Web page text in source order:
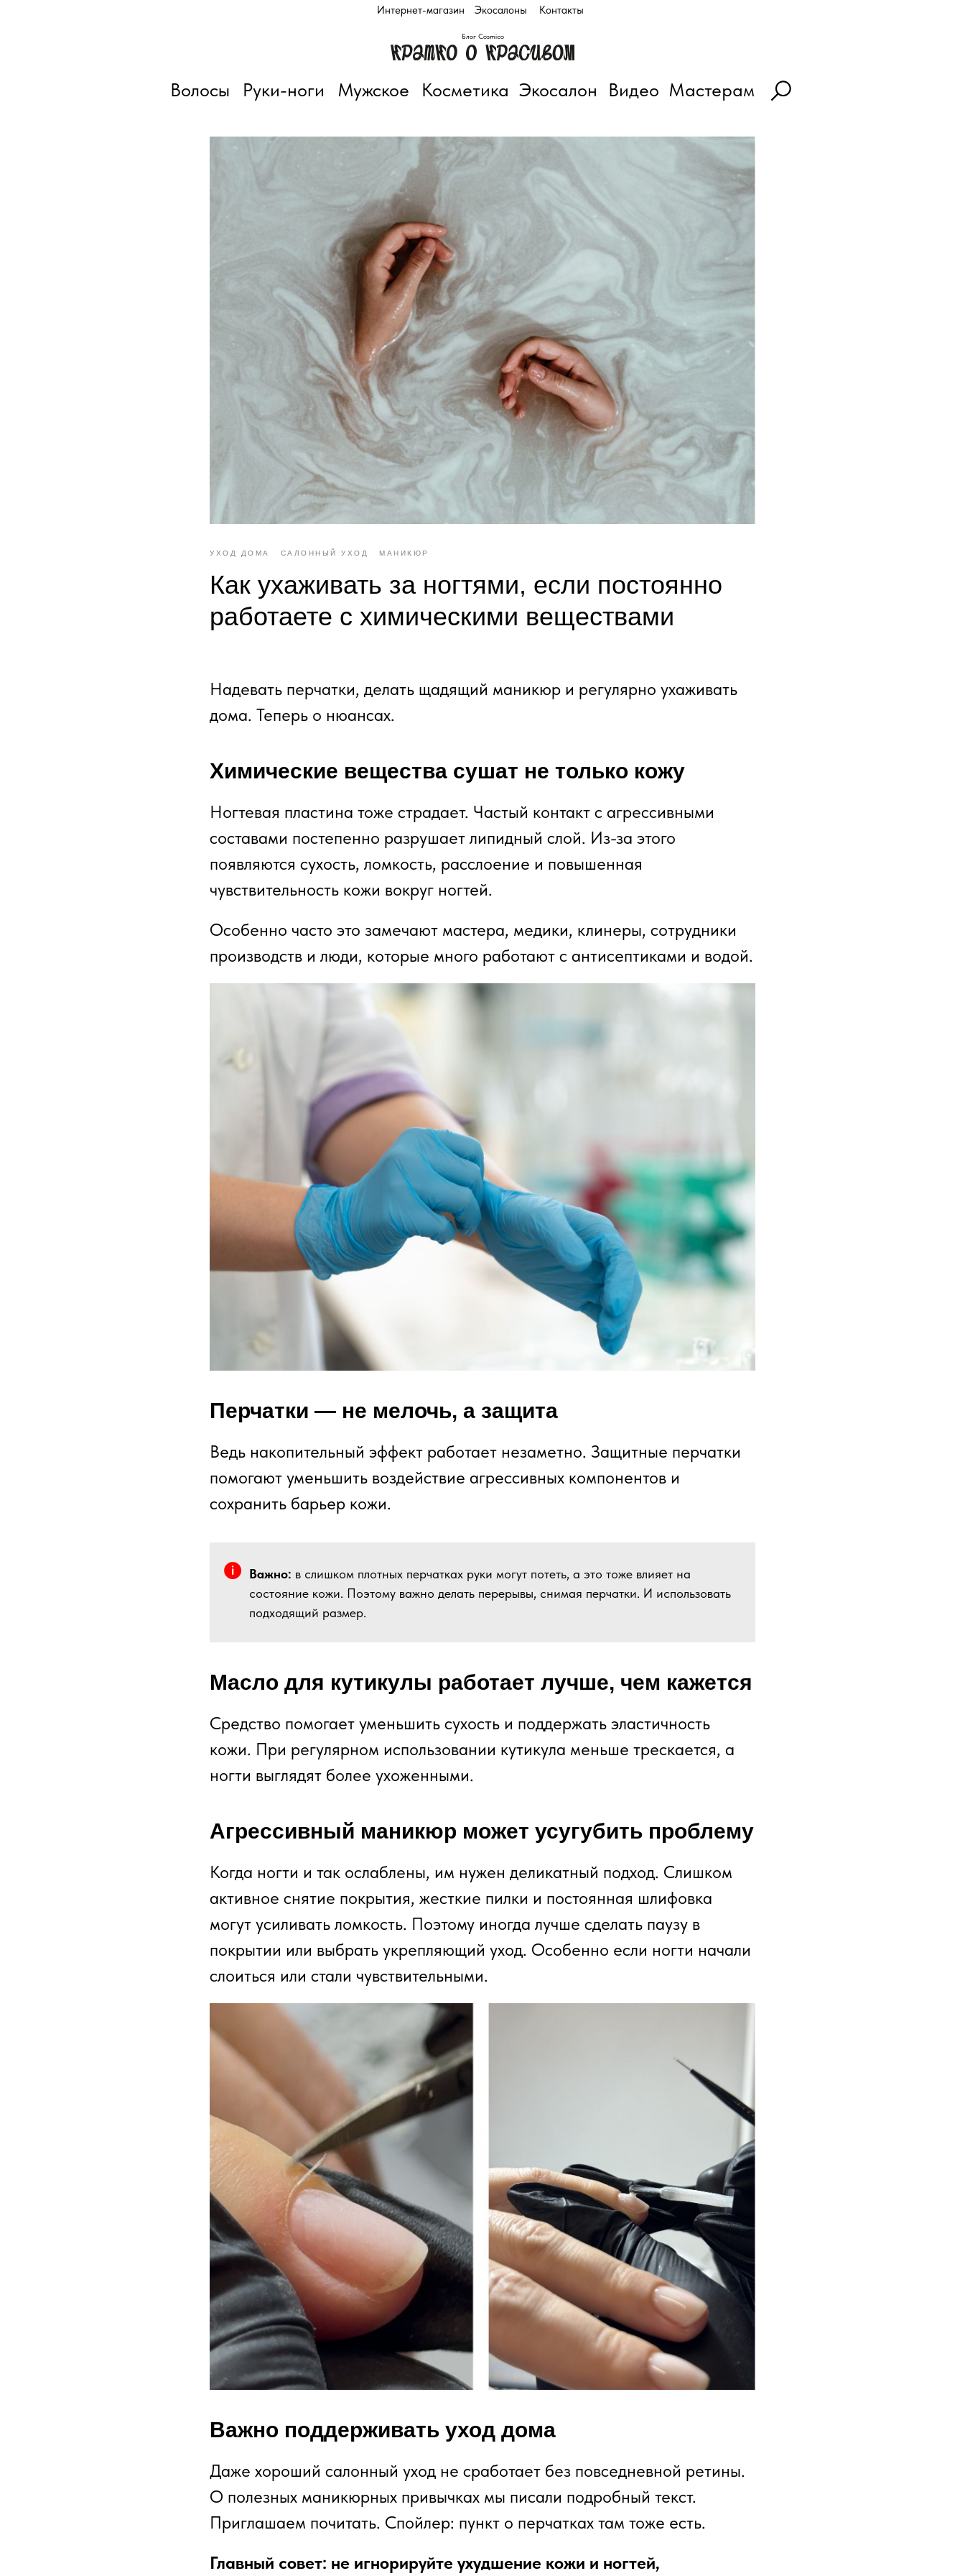
Интернет-магазин Экосалоны Контакты
Блог Cosmico
Мужское Экосалон
Руки-ноги
Волосы Косметика Видео Мастерам
УХОД ДОМА САЛОННЫЙ УХОД МАНИКЮР
Как ухаживать за ногтями, если постоянно
работаете с химическими веществами
Надевать перчатки, делать щадящий маникюр и регулярно ухаживать
дома. Теперь о нюансах.
Химические вещества сушат не только кожу
Ногтевая пластина тоже страдает. Частый контакт с агрессивными
составами постепенно разрушает липидный слой. Из-за этого
появляются сухость, ломкость, расслоение и повышенная
чувствительность кожи вокруг ногтей.
Особенно часто это замечают мастера, медики, клинеры, сотрудники
производств и люди, которые много работают с антисептиками и водой.
Перчатки — не мелочь, а защита
Ведь накопительный эффект работает незаметно. Защитные перчатки
помогают уменьшить воздействие агрессивных компонентов и
сохранить барьер кожи.
Важно: в слишком плотных перчатках руки могут потеть, а это тоже влияет на
состояние кожи. Поэтому важно делать перерывы, снимая перчатки. И использовать
подходящий размер.
Масло для кутикулы работает лучше, чем кажется
Средство помогает уменьшить сухость и поддержать эластичность
кожи. При регулярном использовании кутикула меньше трескается, а
ногти выглядят более ухоженными.
Агрессивный маникюр может усугубить проблему
Когда ногти и так ослаблены, им нужен деликатный подход. Слишком
активное снятие покрытия, жесткие пилки и постоянная шлифовка
могут усиливать ломкость. Поэтому иногда лучше сделать паузу в
покрытии или выбрать укрепляющий уход. Особенно если ногти начали
слоиться или стали чувствительными.
Важно поддерживать уход дома
Даже хороший салонный уход не сработает без повседневной ретины.
О полезных маникюрных привычках мы писали подробный текст.
Приглашаем почитать. Спойлер: пункт о перчатках там тоже есть.
Главный совет: не игнорируйте ухудшение кожи и ногтей,